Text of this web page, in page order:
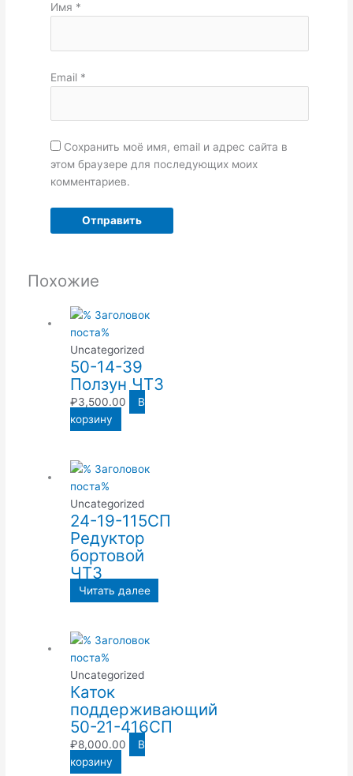
Имя *
Email *
Сохранить моё имя, email и адрес сайта в
этом браузере для последующих моих
комментариев.
Похожие
Uncategorized
50-14-39
Ползун ЧТЗ
₽3,500.00
В
корзину
Uncategorized
24-19-115СП
Редуктор
бортовой
ЧТЗ
Читать далее
Uncategorized
Каток
поддерживающий
50-21-416СП
₽8,000.00
В
корзину